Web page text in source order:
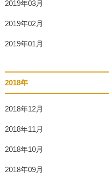
2019年03月
2019年02月
2019年01月
2018年
2018年12月
2018年11月
2018年10月
2018年09月